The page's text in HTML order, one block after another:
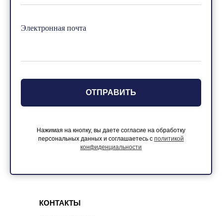
Электронная почта
ОТПРАВИТЬ
Нажимая на кнопку, вы даете согласие на обработку
персональных данных и соглашаетесь с политикой
конфиденциальности
КОНТАКТЫ